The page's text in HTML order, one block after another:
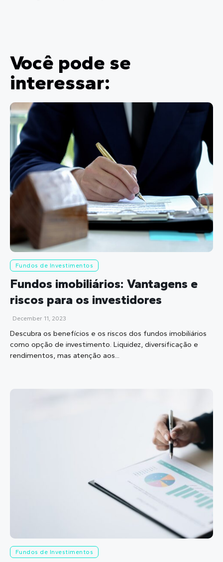
Você pode se
interessar:
Fundos de Investimentos
Fundos imobiliários: Vantagens e
riscos para os investidores
December 11, 2023
Descubra os benefícios e os riscos dos fundos imobiliários
como opção de investimento. Liquidez, diversificação e
rendimentos, mas atenção aos...
Fundos de Investimentos